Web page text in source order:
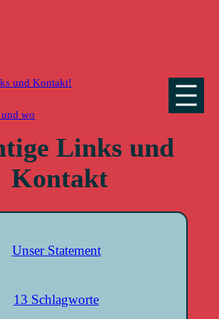
und Kontakt!
wo
Links und
Kontakt
Unser Statement
13 Schlagworte